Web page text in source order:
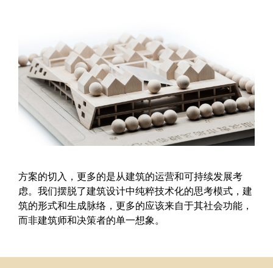
方案的切入，更多的是从建筑的运营和可持续发展考
虑。我们摆脱了建筑设计中纯粹技术化的思考模式，建
筑的形式和生成脉络，更多的应该来自于其社会功能，
而非建筑师和决策者的单一想象。